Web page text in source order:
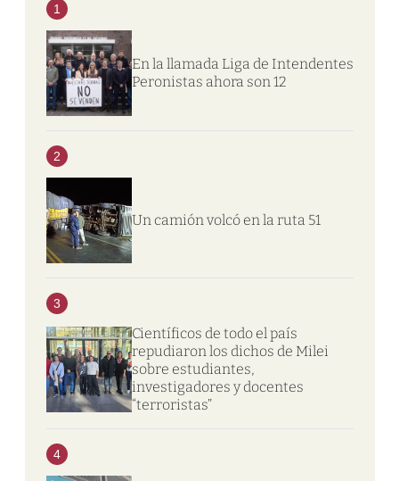
1
En la llamada Liga de Intendentes
Peronistas ahora son 12
2
Un camión volcó en la ruta 51
3
Científicos de todo el país
repudiaron los dichos de Milei
sobre estudiantes,
investigadores y docentes
“terroristas”
4